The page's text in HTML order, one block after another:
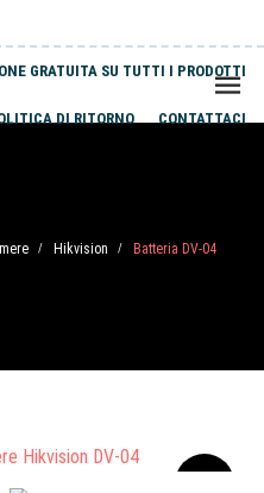
GRATUITA SU TUTTI I PRODOTTI
DI RITORNO CONTATTACI
/ Hikvision / Batteria DV-04